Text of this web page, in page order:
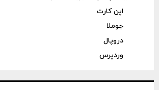
اپن کارت
جوملا
دروپال
وردپرس